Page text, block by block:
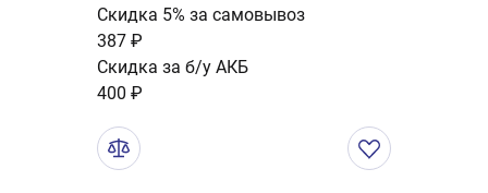
Скидка 5% за самовывоз
387 ₽
Скидка за б/у АКБ
400 ₽